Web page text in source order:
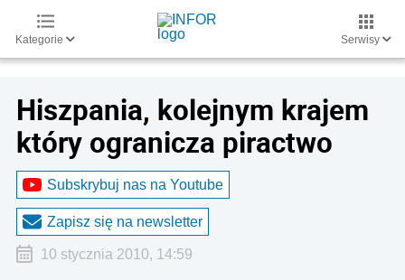
Kategorie Serwisy
Hiszpania, kolejnym krajem
który ogranicza piractwo
Subskrybuj nas na Youtube
Zapisz się na newsletter
10 stycznia 2010, 14:59